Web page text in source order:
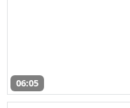
06:05